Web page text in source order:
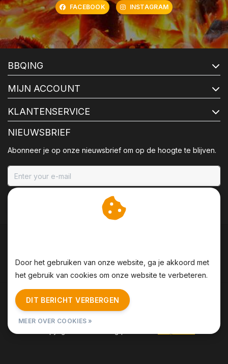
FACEBOOK INSTAGRAM
BBQING
MIJN ACCOUNT
KLANTENSERVICE
NIEUWSBRIEF
Abonneer je op onze nieuwsbrief om op de hoogte te blijven.
Algemene voorwaarden | Disclaimer
Sitemap
| RSS Feed
Door het gebruiken van onze website, ga je akkoord met
het gebruik van cookies om onze website te verbeteren.
DIT BERICHT VERBERGEN
MEER OVER COOKIES »